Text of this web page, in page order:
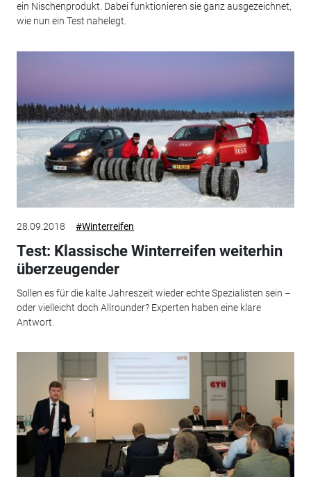
ein Nischenprodukt. Dabei funktionieren sie ganz ausgezeichnet,
wie nun ein Test nahelegt.
28.09.2018 #Winterreifen
Test: Klassische Winterreifen weiterhin
überzeugender
Sollen es für die kalte Jahreszeit wieder echte Spezialisten sein –
oder vielleicht doch Allrounder? Experten haben eine klare
Antwort.